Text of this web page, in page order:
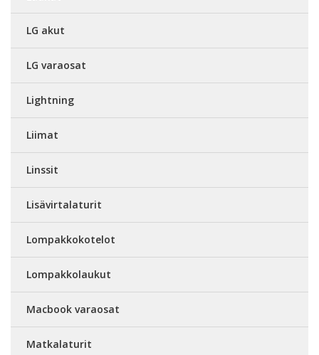
LG akut
LG varaosat
Lightning
Liimat
Linssit
Lisävirtalaturit
Lompakkokotelot
Lompakkolaukut
Macbook varaosat
Matkalaturit